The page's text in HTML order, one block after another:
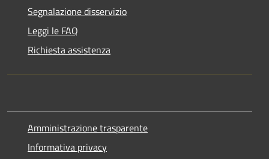
Segnalazione disservizio
Leggi le FAQ
Richiesta assistenza
Amministrazione trasparente
Informativa privacy